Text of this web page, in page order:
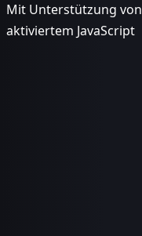
Mit Unterstützung von
aktiviertem JavaScript